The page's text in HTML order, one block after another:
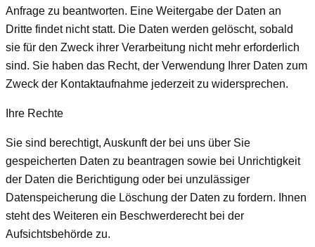
Anfrage zu beantworten. Eine Weitergabe der Daten an
Dritte findet nicht statt. Die Daten werden gelöscht, sobald
sie für den Zweck ihrer Verarbeitung nicht mehr erforderlich
sind. Sie haben das Recht, der Verwendung Ihrer Daten zum
Zweck der Kontaktaufnahme jederzeit zu widersprechen.
Ihre Rechte
Sie sind berechtigt, Auskunft der bei uns über Sie
gespeicherten Daten zu beantragen sowie bei Unrichtigkeit
der Daten die Berichtigung oder bei unzulässiger
Datenspeicherung die Löschung der Daten zu fordern. Ihnen
steht des Weiteren ein Beschwerderecht bei der
Aufsichtsbehörde zu.